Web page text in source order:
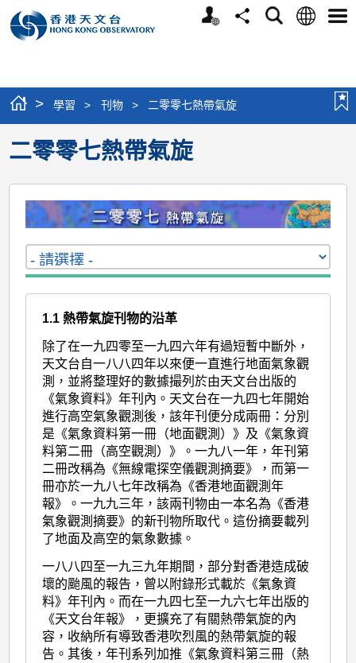
個
分
搜
語
選
> 學習 > 刊物 > 二零零七熱帶氣旋
二零零七熱帶氣旋
1.1 熱帶氣旋刊物的沿革
除了在一九四零至一九四六年有過短暫中斷外，
天文台自一八八四年以來便一直進行地面氣象觀
測，並將整理好的數據撮列於由天文台出版的
《氣象資料》年刊內。天文台在一九四七年開始
進行高空氣象觀測後，該年刊便分成兩冊：分別
是《氣象資料第一冊（地面觀測）》及《氣象資
料第二冊（高空觀測）》。一九八一年，年刊第
二冊改稱為《無線電探空儀觀測摘要》，而第一
冊亦於一九八七年改稱為《香港地面觀測年
報》。一九九三年，該兩刊物由一本名為《香港
氣象觀測摘要》的新刊物所取代。這份摘要載列
了地面及高空的氣象數據。
一八八四至一九三九年期間，部分對香港造成破
壞的颱風的報告，曾以附錄形式載於《氣象資
料》年刊內。而在一九四七至一九六七年出版的
《天文台年報》，更擴充了有關熱帶氣旋的內
容，收納所有導致香港吹烈風的熱帶氣旋的報
告。其後，年刊系列加推《氣象資料第三冊（熱